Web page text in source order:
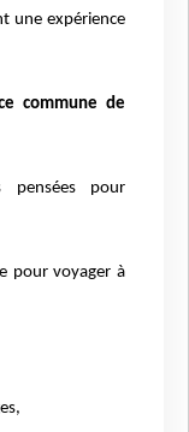
une expérience
commune de
pensées pour
pour voyager à